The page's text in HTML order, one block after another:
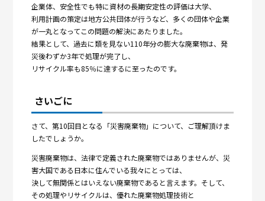
企業体、安全性でも特に資材の長期安定性の評価は大学、
利用計画の策定は地方公共団体が行うなど、多くの団体や企業
が一丸となってこの問題の解決にあたりました。
結果として、過去に類を見ない110年分の膨大な廃棄物は、発
災後わずか3年で処理が完了し、
リサイクル率も85％に達するに至ったのです。
さいごに
さて、第10回目となる「災害廃棄物」について、ご理解頂けま
したでしょうか。
災害廃棄物は、法律で定義された廃棄物ではありませんが、災
害大国である日本に住んでいる我々にとっては、
決して無関係とはいえない廃棄物であると言えます。そして、
その処理やリサイクルは、優れた廃棄物処理技術と